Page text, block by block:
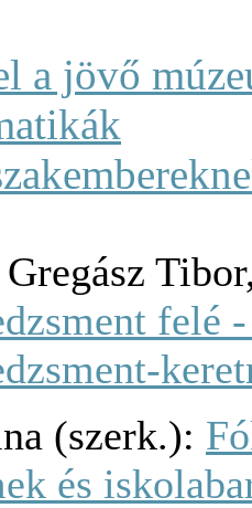
a jövő
Gregász
felé
(szerk.):
és